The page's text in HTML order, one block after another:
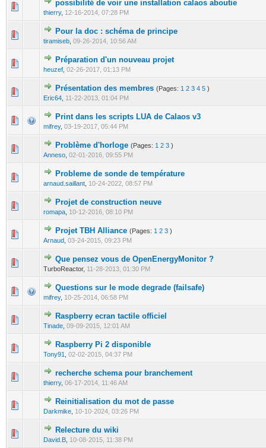
possibilité de voir une installation calaos aboutie
thierry, 12-16-2014, 07:28 PM
0 Vote(s) - 0 out of 5 in Average
12345
Pour la doc : schéma de principe
tiramiseb 09-26-2014, 10:56 AM
1 Vote(s) - 1 out of 5 in Average
1234 5
Préparation d'un nouveau projet
heuzef 02-26-2017, 01:13 PM
0 Vote(s) - 0 out of 5 in Average
12345
Présentation des membres (Pages: 1 2 3 4 5 )
Eric64 11-22-2013, 01:04 PM
0 Vote(s) - 0 out of 5 in Average
12345
Print dans les scripts LUA de Calaos v3
mifrey, 03-19-2017, 05:44 PM
0 Vote(s) - 0 out of 5 in Average
12345
Problème d'horloge (Pages: 1 2 3 )
Anneso 02-01-2016, 09:55 PM
0 Vote(s) - 0 out of 5 in Average
12345
Probleme de sonde de température
arnaud.saillant 10-24-2022, 08:57 PM
0 Vote(s) - 0 out of 5 in Average
123 45
Projet de construction neuve
romapa 10-12-2016, 08:10 PM
0 Vote(s) - 0 out of 5 in Average
12345
Projet TBH Alliance (Pages: 1 2 3 )
Arnaud 03-24-2015, 09:23 PM
0 Vote(s) - 0 out of 5 in Average
12345
Que pensez vous de OpenEnergyMonitor ?
TurboReactor, 11-28-2013, 01:30 PM
0 Vote(s) - 0 out of 5 in Average
1 2345
Questions sur le mode degrade (failsafe)
mifrey, 10-25-2014, 06:58 PM
0 Vote(s) - 0 out of 5 in Average
123 45
Raspberry ecran tactile officiel
Tinade 09-09-2015, 12:01 AM
0 Vote(s) - 0 out of 5 in Average
123 45
Raspberry Pi 2 disponible
Tony91 02-02-2015, 04:37 PM
0 Vote(s) - 0 out of 5 in Average
12345
recherche schema pour branchement
thierry, 06-17-2014, 11:46 AM
0 Vote(s) - 0 out of 5 in Average
123 45
Reinitialisation du mot de passe
Darkmike 10-10-2024, 03:26 PM
0 Vote(s) - 0 out of 5 in Average
123 45
Relecture du wiki
David.B 10-08-2015, 11:38 PM
0 Vote(s) - 0 out of 5 in Average